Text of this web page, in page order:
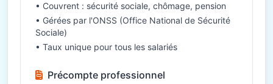
• Couvrent : sécurité sociale, chômage, pension
• Gérées par l'ONSS (Office National de Sécurité
Sociale)
• Taux unique pour tous les salariés
Précompte professionnel